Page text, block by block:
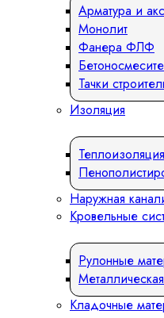
Арматура и
Монолит
Фанера ФЛФ
Тачки
Изоляция
Наружная
Кровельные
Рулонные
Кладочные